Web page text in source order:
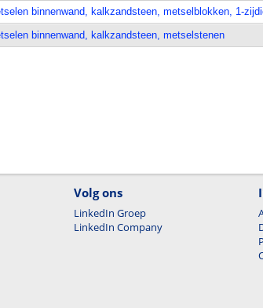
binnenwand, kalkzandsteen, metselblokken, 1-
binnenwand, kalkzandsteen, metselstenen
Volg ons
LinkedIn Groep
LinkedIn Company